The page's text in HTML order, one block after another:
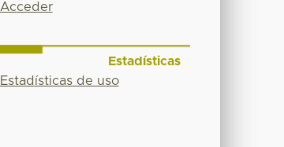
Acceder
Estadísticas
Estadísticas de uso